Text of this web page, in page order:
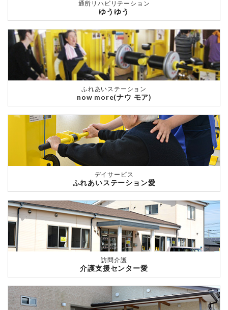
通所リハビリテーション
ゆうゆう
ふれあいステーション
now more(ナウ モア)
デイサービス
ふれあいステーション愛
訪問介護
介護支援センター愛